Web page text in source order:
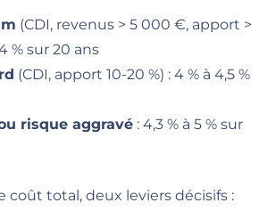
(CDI, revenus > 5 000 €, apport >
% sur 20 ans
(CDI, apport 10-20 %) : 4 % à 4,5 %
risque aggravé : 4,3 % à 5 % sur
coût total, deux leviers décisifs :